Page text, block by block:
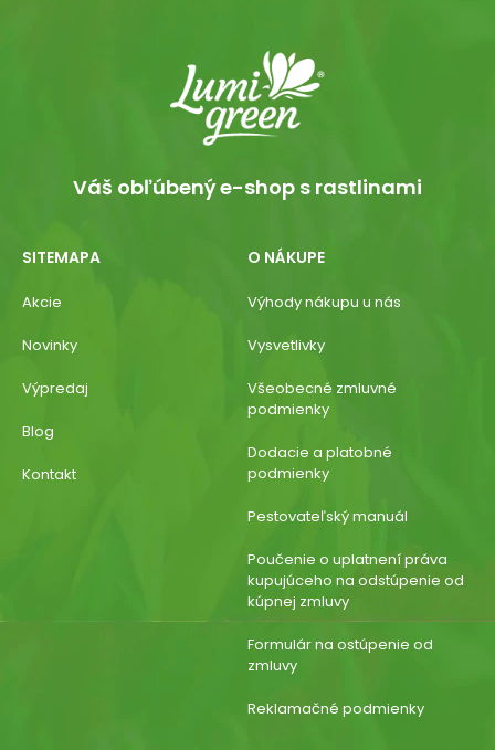
Váš obľúbený e-shop s rastlinami
SITEMAPA
Akcie
Novinky
Výpredaj
Blog
Kontakt
O NÁKUPE
Výhody nákupu u nás
Vysvetlivky
Všeobecné zmluvné
podmienky
Dodacie a platobné
podmienky
Pestovateľský manuál
Poučenie o uplatnení práva
kupujúceho na odstúpenie od
kúpnej zmluvy
Formulár na ostúpenie od
zmluvy
Reklamačné podmienky